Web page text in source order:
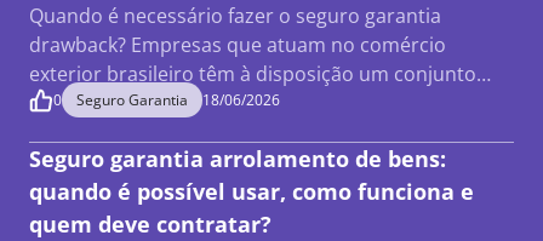
Quando é necessário fazer o seguro garantia
drawback? Empresas que atuam no comércio
exterior brasileiro têm à disposição um conjunto…
0 Seguro Garantia 18/06/2026
Seguro garantia arrolamento de bens:
quando é possível usar, como funciona e
quem deve contratar?